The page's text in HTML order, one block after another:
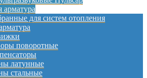
арматура
для систем отопления
поворотные
латунные
стальные